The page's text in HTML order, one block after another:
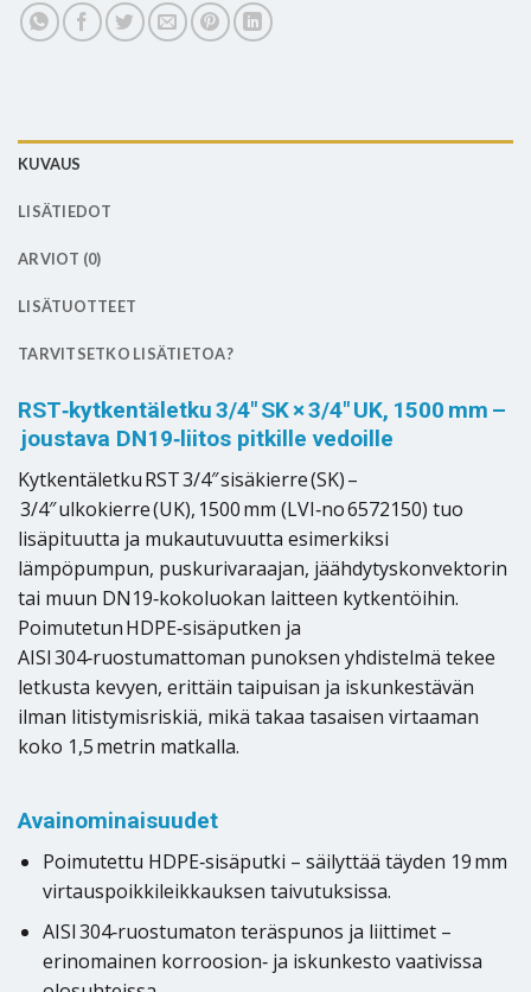
KUVAUS
LISÄTIEDOT
ARVIOT (0)
LISÄTUOTTEET
TARVITSETKO LISÄTIETOA?
RST‑kytkentäletku 3/4″ SK × 3/4″ UK, 1500 mm –
joustava DN19‑liitos pitkille vedoille
Kytkentäletku RST 3/4″ sisäkierre (SK) –
3/4″ ulkokierre (UK), 1500 mm (LVI‑no 6572150) tuo
lisäpituutta ja mukautuvuutta esimerkiksi
lämpöpumpun, puskurivaraajan, jäähdytyskonvektorin
tai muun DN19‑kokoluokan laitteen kytkentöihin.
Poimutetun HDPE‑sisäputken ja
AISI 304‑ruostumattoman punoksen yhdistelmä tekee
letkusta kevyen, erittäin taipuisan ja iskunkestävän
ilman litistymisriskiä, mikä takaa tasaisen virtaaman
koko 1,5 metrin matkalla.
Avainominaisuudet
Poimutettu HDPE‑sisäputki – säilyttää täyden 19 mm
virtauspoikkileikkauksen taivutuksissa.
AISI 304‑ruostumaton teräspunos ja liittimet –
erinomainen korroosion‑ ja iskunkesto vaativissa